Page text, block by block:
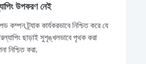
উপকরণ নেই
কম্পন ট্র্যাক কার্যকরভাবে নিশ্চিত করে যে
ছাড়াই সুশৃঙ্খলভাবে পৃথক করা
নিশ্চিত করা.